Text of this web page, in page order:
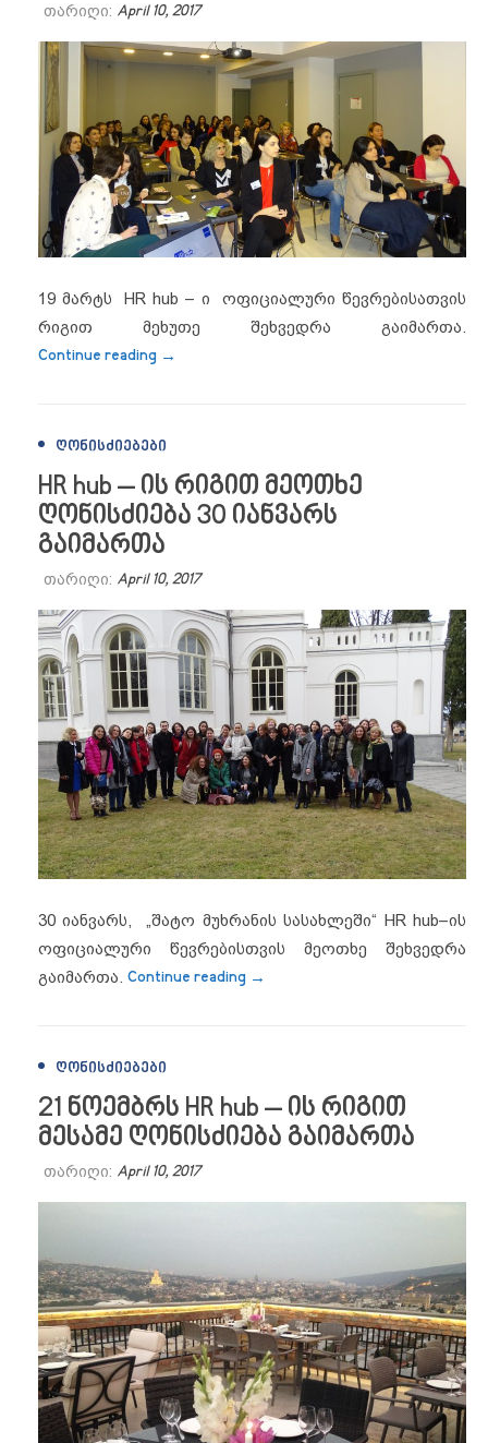
თარიღი: April 10, 2017
19 მარტს HR hub – ი ოფიციალური წევრებისათვის
რიგით მეხუთე შეხვედრა გაიმართა.
Continue reading “HR hub – ის რიგით მეხუთე ღონისძიება
→
ᲦᲝᲜᲘᲡᲫᲘᲔᲑᲔᲑᲘ
HR hub – ის რიგით მეოთხე
ღონისძიება 30 იანვარს
გაიმართა
თარიღი: April 10, 2017
30 იანვარს, „შატო მუხრანის სასახლეში“ HR hub–ის
ოფიციალური წევრებისთვის მეოთხე შეხვედრა
გაიმართა. Continue reading “HR hub – ის რიგით მეოთხე
→
ᲦᲝᲜᲘᲡᲫᲘᲔᲑᲔᲑᲘ
21 ნოემბრს HR hub – ის რიგით
მესამე ღონისძიება გაიმართა
თარიღი: April 10, 2017